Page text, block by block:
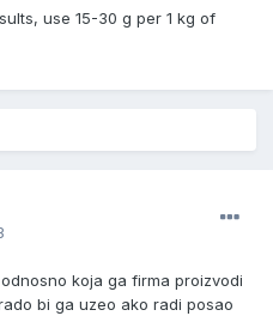
use 15-30 g per 1 kg of
koja ga firma proizvodi
bi ga uzeo ako radi posao